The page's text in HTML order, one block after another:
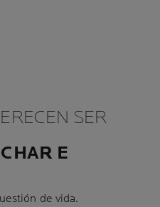
SER
E
de vida.